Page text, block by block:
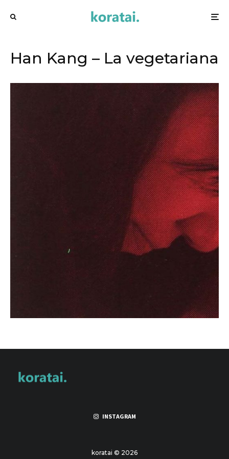
Han Kang – La vegetariana
INSTAGRAM
koratai © 2026